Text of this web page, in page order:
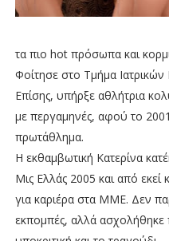
τα πιο hot πρόσωπα και
Φοίτησε στο Τμήμα Ιατρικών
Επίσης, υπήρξε αθλήτρια
με περγαμηνές, αφού το
πρωτάθλημα.
Η εκθαμβωτική Κατερίνα
Μις Ελλάς 2005 και από εκεί
για καριέρα στα ΜΜΕ. Δεν
εκπομπές, αλλά ασχολήθηκε